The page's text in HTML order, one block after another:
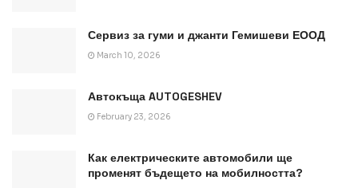
Сервиз за гуми и джанти Гемишеви ЕООД
March 10, 2026
Автокъща AUTOGESHEV
February 23, 2026
Как електрическите автомобили ще
променят бъдещето на мобилността?